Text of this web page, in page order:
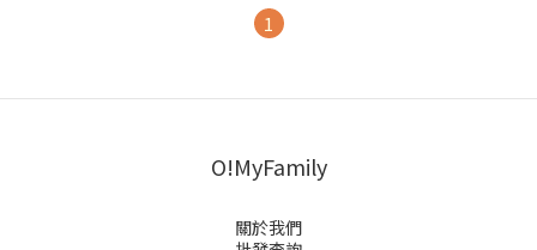
1
O!MyFamily
關於我們